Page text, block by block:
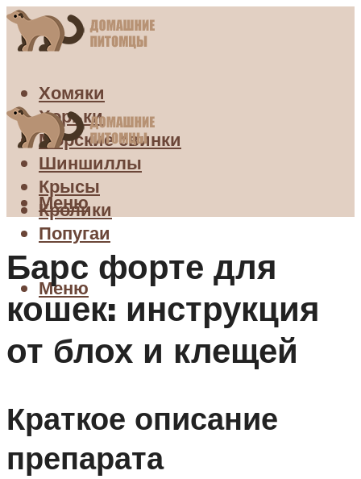
Хомяки
Хорьки
Морские свинки
Шиншиллы
Крысы
Кролики
Попугаи
Меню
Меню
Барс форте для
кошек: инструкция
от блох и клещей
Краткое описание
препарата